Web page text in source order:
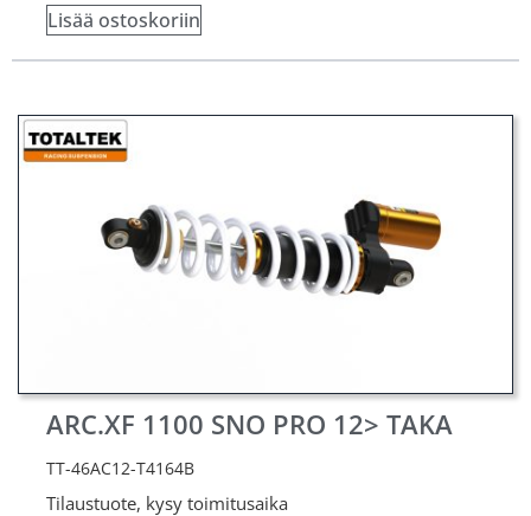
Lisää ostoskoriin
ARC.XF 1100 SNO PRO 12> TAKA
TT-46AC12-T4164B
Tilaustuote, kysy toimitusaika